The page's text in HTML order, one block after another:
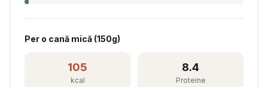
Per o cană mică (150g)
105
kcal
8.4
Proteine